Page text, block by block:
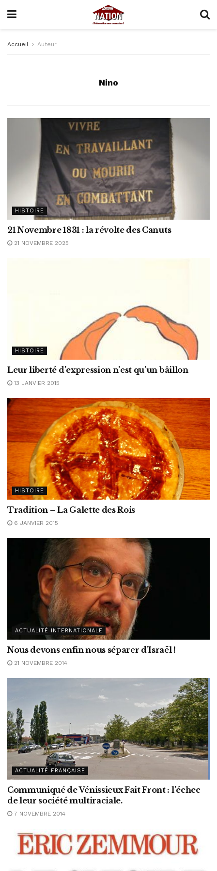
Accueil Auteur
Nino
HISTOIRE
21 Novembre 1831 : la révolte des Canuts
21 NOVEMBRE 2025
HISTOIRE
Leur liberté d’expression n’est qu’un bâillon
13 JANVIER 2015
HISTOIRE
Tradition – La Galette des Rois
6 JANVIER 2015
ACTUALITÉ INTERNATIONALE
Nous devons enfin nous séparer d’Israël !
21 NOVEMBRE 2014
ACTUALITÉ FRANÇAISE
Communiqué de Vénissieux Fait Front : l’échec
de leur société multiraciale.
7 NOVEMBRE 2014